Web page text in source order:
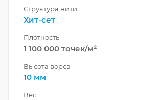
Структура нити
Хит-сет
Плотность
1 100 000 точек/м²
Высота ворса
10 мм
Вес